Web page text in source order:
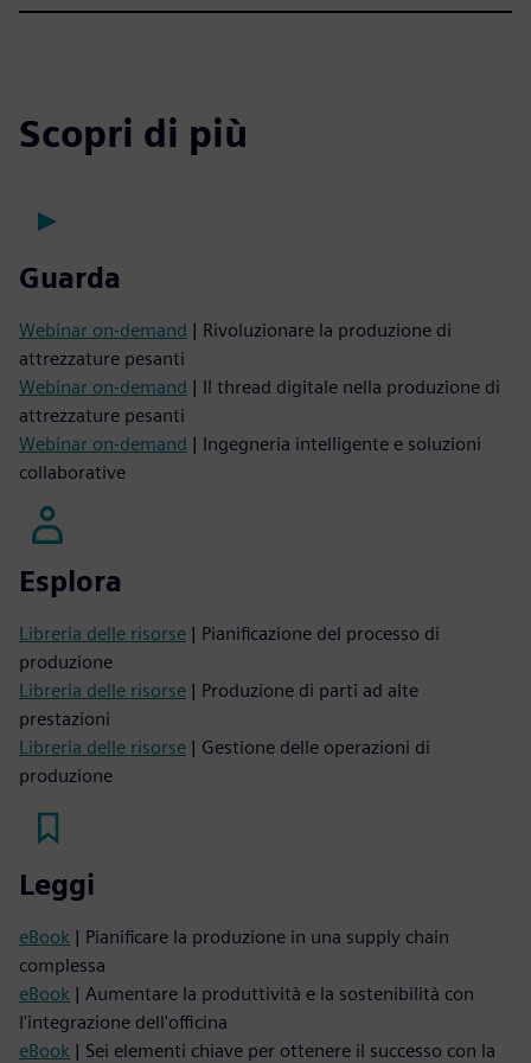
Scopri di più
Guarda
Webinar on-demand | Rivoluzionare la produzione di
attrezzature pesanti
Webinar on-demand | Il thread digitale nella produzione di
attrezzature pesanti
Webinar on-demand | Ingegneria intelligente e soluzioni
collaborative
Esplora
Libreria delle risorse | Pianificazione del processo di
produzione
Libreria delle risorse | Produzione di parti ad alte
prestazioni
Libreria delle risorse | Gestione delle operazioni di
produzione
Leggi
eBook | Pianificare la produzione in una supply chain
complessa
eBook | Aumentare la produttività e la sostenibilità con
l'integrazione dell'officina
eBook | Sei elementi chiave per ottenere il successo con la